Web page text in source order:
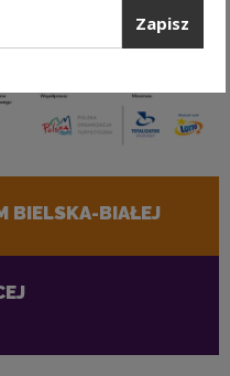
BIELSKA-BIAŁEJ
Zapisz